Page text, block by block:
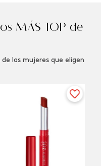
MÁS TOP de
las mujeres que eligen